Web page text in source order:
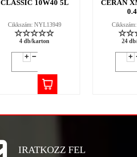
CLASSIC 10W40 5L
Cikkszám: NYL13949
4 db/karton
CERAN
24
IRATKOZZ FEL